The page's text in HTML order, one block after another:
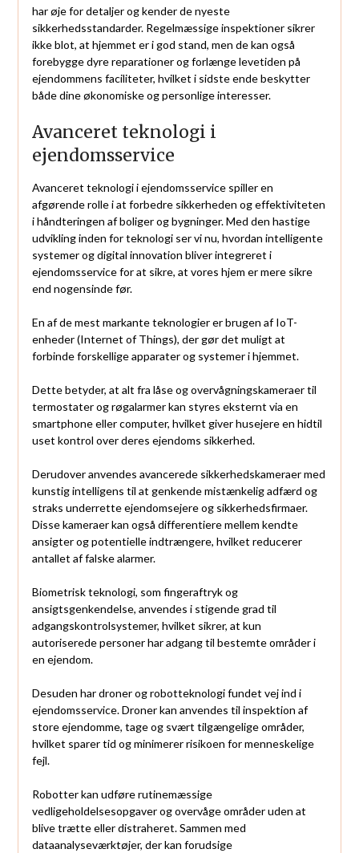
har øje for detaljer og kender de nyeste
sikkerhedsstandarder. Regelmæssige inspektioner sikrer
ikke blot, at hjemmet er i god stand, men de kan også
forebygge dyre reparationer og forlænge levetiden på
ejendommens faciliteter, hvilket i sidste ende beskytter
både dine økonomiske og personlige interesser.
Avanceret teknologi i
ejendomsservice
Avanceret teknologi i ejendomsservice spiller en
afgørende rolle i at forbedre sikkerheden og effektiviteten
i håndteringen af boliger og bygninger. Med den hastige
udvikling inden for teknologi ser vi nu, hvordan intelligente
systemer og digital innovation bliver integreret i
ejendomsservice for at sikre, at vores hjem er mere sikre
end nogensinde før.
En af de mest markante teknologier er brugen af IoT-
enheder (Internet of Things), der gør det muligt at
forbinde forskellige apparater og systemer i hjemmet.
Dette betyder, at alt fra låse og overvågningskameraer til
termostater og røgalarmer kan styres eksternt via en
smartphone eller computer, hvilket giver husejere en hidtil
uset kontrol over deres ejendoms sikkerhed.
Derudover anvendes avancerede sikkerhedskameraer med
kunstig intelligens til at genkende mistænkelig adfærd og
straks underrette ejendomsejere og sikkerhedsfirmaer.
Disse kameraer kan også differentiere mellem kendte
ansigter og potentielle indtrængere, hvilket reducerer
antallet af falske alarmer.
Biometrisk teknologi, som fingeraftryk og
ansigtsgenkendelse, anvendes i stigende grad til
adgangskontrolsystemer, hvilket sikrer, at kun
autoriserede personer har adgang til bestemte områder i
en ejendom.
Desuden har droner og robotteknologi fundet vej ind i
ejendomsservice. Droner kan anvendes til inspektion af
store ejendomme, tage og svært tilgængelige områder,
hvilket sparer tid og minimerer risikoen for menneskelige
fejl.
Robotter kan udføre rutinemæssige
vedligeholdelsesopgaver og overvåge områder uden at
blive trætte eller distraheret. Sammen med
dataanalyseværktøjer, der kan forudsige